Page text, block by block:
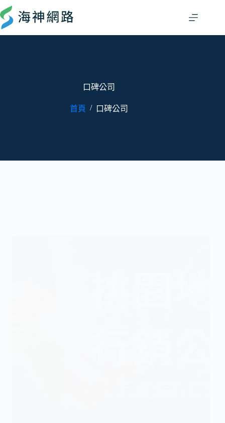
口碑公司
首頁 / 口碑公司